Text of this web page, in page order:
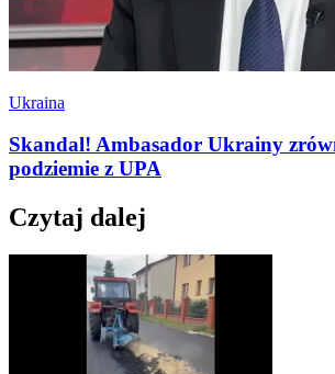
Ukraina
Skandal! Ambasador Ukrainy
podziemie z UPA
Czytaj dalej